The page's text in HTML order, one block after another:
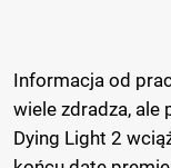
Informacja od
wiele zdradza, ale
Dying Light 2